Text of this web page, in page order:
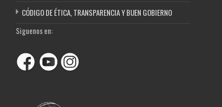
CÓDIGO DE ÉTICA, TRANSPARENCIA Y BUEN GOBIERNO
Siguenos en: